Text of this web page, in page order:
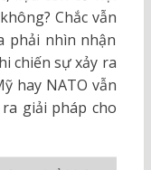
Chắc vẫn
phải nhìn nhận
chiến sự xảy ra
hay NATO vẫn
giải pháp cho